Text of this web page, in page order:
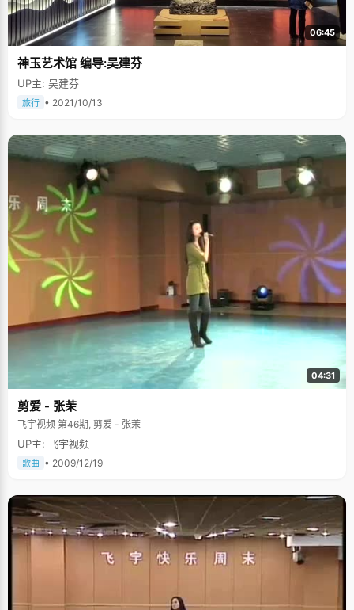
06:45
神玉艺术馆 编导:吴建芬
UP主: 吴建芬
旅行 • 2021/10/13
04:31
剪爱 - 张茉
飞宇视频 第46期, 剪爱 - 张茉
UP主: 飞宇视频
歌曲 • 2009/12/19